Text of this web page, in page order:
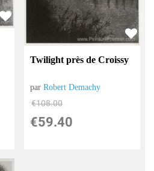
Twilight près de Croissy
parRobert Demachy
€108.00
€59.40